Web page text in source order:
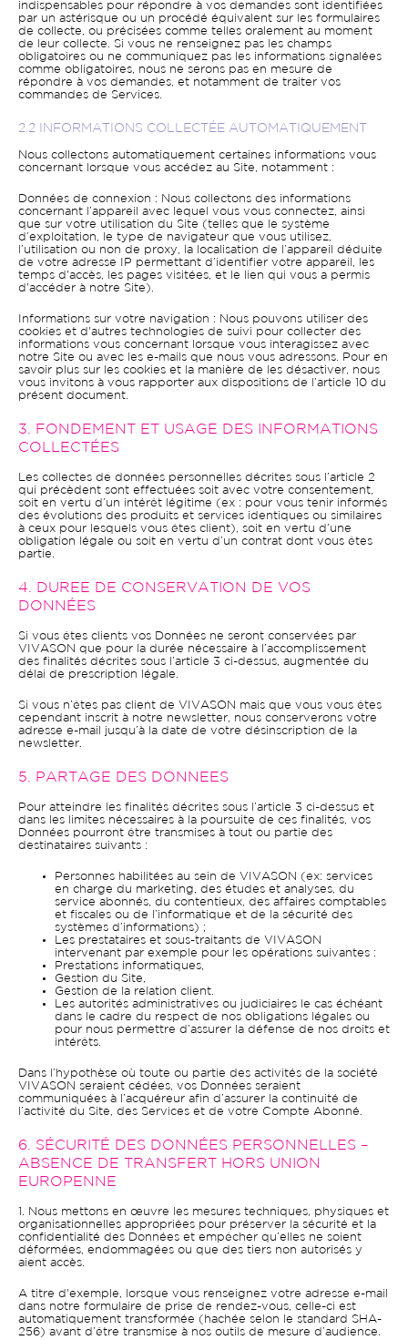
indispensables pour répondre à vos demandes sont identifiées
par un astérisque ou un procédé équivalent sur les formulaires
de collecte, ou précisées comme telles oralement au moment
de leur collecte. Si vous ne renseignez pas les champs
obligatoires ou ne communiquez pas les informations signalées
comme obligatoires, nous ne serons pas en mesure de
répondre à vos demandes, et notamment de traiter vos
commandes de Services.
2.2 INFORMATIONS COLLECTÉE AUTOMATIQUEMENT
Nous collectons automatiquement certaines informations vous
concernant lorsque vous accédez au Site, notamment :
Données de connexion : Nous collectons des informations
concernant l’appareil avec lequel vous vous connectez, ainsi
que sur votre utilisation du Site (telles que le système
d’exploitation, le type de navigateur que vous utilisez,
l’utilisation ou non de proxy, la localisation de l’appareil déduite
de votre adresse IP permettant d’identifier votre appareil, les
temps d'accès, les pages visitées, et le lien qui vous a permis
d'accéder à notre Site).
Informations sur votre navigation : Nous pouvons utiliser des
cookies et d'autres technologies de suivi pour collecter des
informations vous concernant lorsque vous interagissez avec
notre Site ou avec les e-mails que nous vous adressons. Pour en
savoir plus sur les cookies et la manière de les désactiver, nous
vous invitons à vous rapporter aux dispositions de l’article 10 du
présent document.
3. FONDEMENT ET USAGE DES INFORMATIONS
COLLECTÉES
Les collectes de données personnelles décrites sous l’article 2
qui précèdent sont effectuées soit avec votre consentement,
soit en vertu d’un intérêt légitime (ex : pour vous tenir informés
des évolutions des produits et services identiques ou similaires
à ceux pour lesquels vous êtes client), soit en vertu d’une
obligation légale ou soit en vertu d’un contrat dont vous êtes
partie.
4. DUREE DE CONSERVATION DE VOS
DONNÉES
Si vous êtes clients vos Données ne seront conservées par
VIVASON que pour la durée nécessaire à l’accomplissement
des finalités décrites sous l’article 3 ci-dessus, augmentée du
délai de prescription légale.
Si vous n’êtes pas client de VIVASON mais que vous vous êtes
cependant inscrit à notre newsletter, nous conserverons votre
adresse e-mail jusqu’à la date de votre désinscription de la
newsletter.
5. PARTAGE DES DONNEES
Pour atteindre les finalités décrites sous l’article 3 ci-dessus et
dans les limites nécessaires à la poursuite de ces finalités, vos
Données pourront être transmises à tout ou partie des
destinataires suivants :
Personnes habilitées au sein de VIVASON (ex: services
en charge du marketing, des études et analyses, du
service abonnés, du contentieux, des affaires comptables
et fiscales ou de l’informatique et de la sécurité des
systèmes d’informations) ;
Les prestataires et sous-traitants de VIVASON
intervenant par exemple pour les opérations suivantes :
Prestations informatiques,
Gestion du Site,
Gestion de la relation client.
Les autorités administratives ou judiciaires le cas échéant
dans le cadre du respect de nos obligations légales ou
pour nous permettre d’assurer la défense de nos droits et
intérêts.
Dans l’hypothèse où toute ou partie des activités de la société
VIVASON seraient cédées, vos Données seraient
communiquées à l’acquéreur afin d’assurer la continuité de
l’activité du Site, des Services et de votre Compte Abonné.
6. SÉCURITÉ DES DONNÉES PERSONNELLES –
ABSENCE DE TRANSFERT HORS UNION
EUROPENNE
1. Nous mettons en œuvre les mesures techniques, physiques et
organisationnelles appropriées pour préserver la sécurité et la
confidentialité des Données et empêcher qu’elles ne soient
déformées, endommagées ou que des tiers non autorisés y
aient accès.
A titre d'exemple, lorsque vous renseignez votre adresse e-mail
dans notre formulaire de prise de rendez-vous, celle-ci est
automatiquement transformée (hachée selon le standard SHA-
256) avant d’être transmise à nos outils de mesure d’audience.